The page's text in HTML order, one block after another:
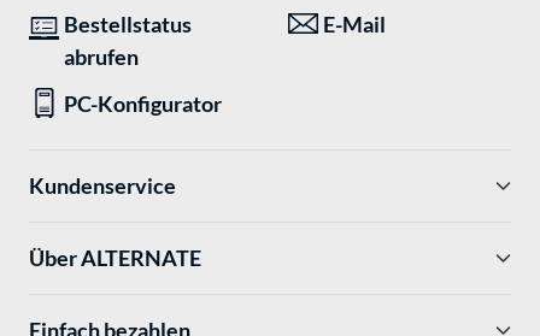
Bestellstatus
abrufen
E-Mail
PC-Konfigurator
Kundenservice
Über ALTERNATE
Einfach bezahlen